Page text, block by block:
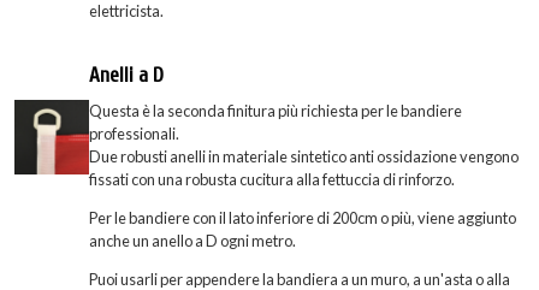
elettricista.
Anelli a D
Questa è la seconda finitura più richiesta per le bandiere
professionali.
Due robusti anelli in materiale sintetico anti ossidazione vengono
fissati con una robusta cucitura alla fettuccia di rinforzo.
Per le bandiere con il lato inferiore di 200cm o più, viene aggiunto
anche un anello a D ogni metro.
Puoi usarli per appendere la bandiera a un muro, a un'asta o alla